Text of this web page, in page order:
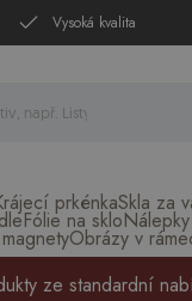
Vysoká kvalita
prkénkaSkla za
Fólie na sklo
Obrázy v
ze standardní